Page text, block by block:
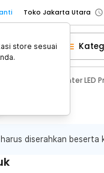
Toko Jakarta Utara
Toko Tangerang
Toko Cikupa
Pick n Go Jakarta
Pick n Go Bekasi
Toko Jakarta Barat
Senter LED
diserahkan
store sesuai